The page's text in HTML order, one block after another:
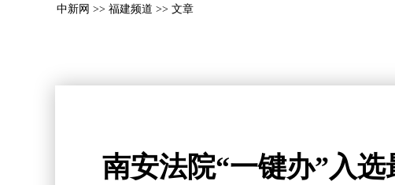
中新网 >> 福建频道 >> 文章
南安法院“一键办”入选